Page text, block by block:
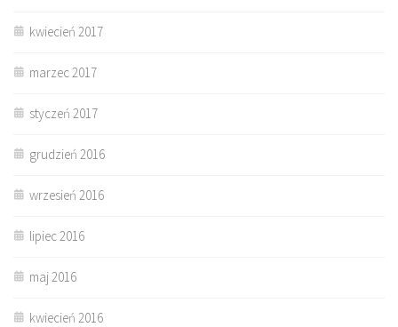
kwiecień 2017
marzec 2017
styczeń 2017
grudzień 2016
wrzesień 2016
lipiec 2016
maj 2016
kwiecień 2016